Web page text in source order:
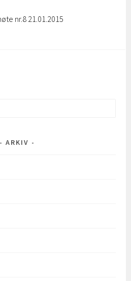
nr.8 21.01.2015
ARKIV